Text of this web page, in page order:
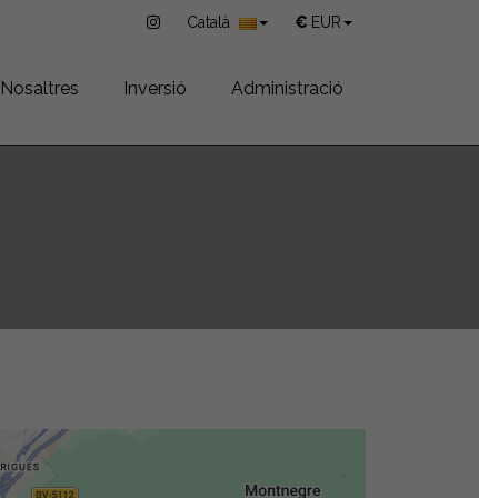
€ EUR
Català
Nosaltres Inversió Administració